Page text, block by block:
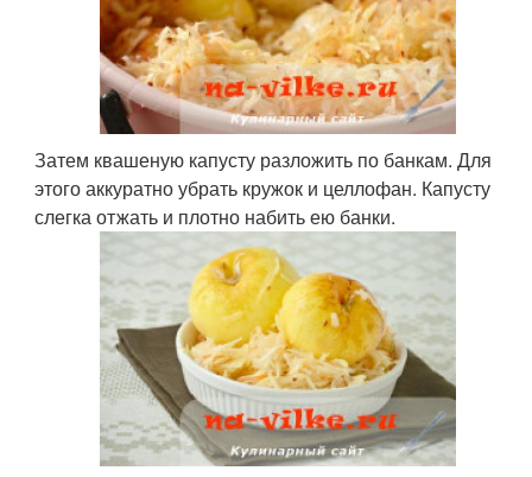
Затем квашеную капусту разложить по банкам. Для
этого аккуратно убрать кружок и целлофан. Капусту
слегка отжать и плотно набить ею банки.